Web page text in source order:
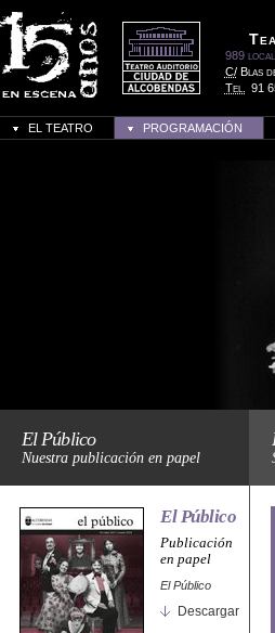
989
C/Blas
Tel.
91
EL TEATRO PROGRAMACIÓN
El Público
Nuestra publicación en papel
El Público
Publicación
en papel
El Público
Descargar